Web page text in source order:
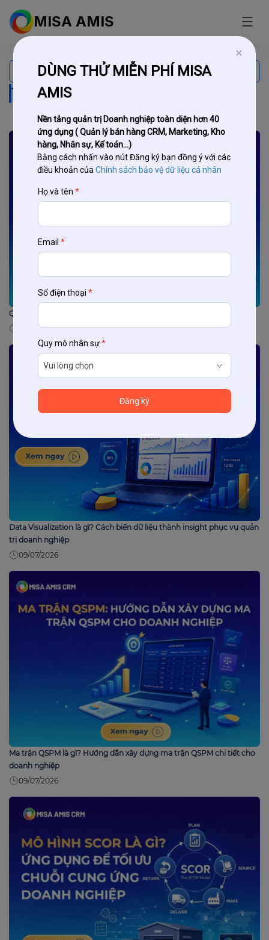
MISA AMIS
Tổ chức bán hàng
Search
Quan hệ khách hàng là gì? Cách xây dựng và duy trì hiệu quả
09/07/2026
Data Visualization là gì? Cách biến dữ liệu thành insight phục vụ quản
trị doanh nghiệp
09/07/2026
Ma trận QSPM là gì? Hướng dẫn xây dựng ma trận QSPM chi tiết cho
doanh nghiệp
09/07/2026
DÙNG THỬ MIỄN PHÍ MISA
AMIS
Nền tảng quản trị Doanh nghiệp toàn diện hơn 40
ứng dụng ( Quản lý bán hàng CRM, Marketing, Kho
hàng, Nhân sự, Kế toán...)
Bằng cách nhấn vào nút Đăng ký bạn đồng ý với các
điều khoản của Chính sách bảo vệ dữ liệu cá nhân
Họ và tên *
Email *
Số điện thoại *
Quy mô nhân sự *